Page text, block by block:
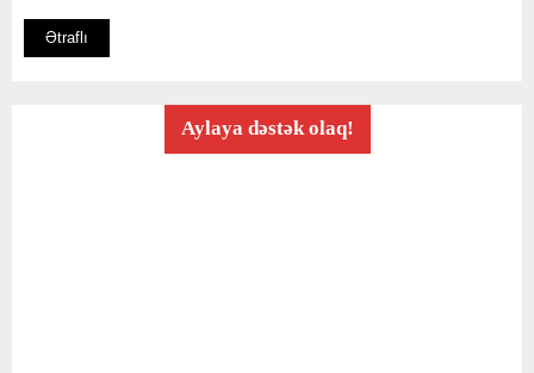
Ətraflı
Aylaya dəstək olaq!